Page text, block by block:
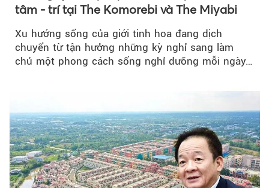
tâm - trí tại The Komorebi và The Miyabi
Xu hướng sống của giới tinh hoa đang dịch
chuyển từ tận hưởng những kỳ nghỉ sang làm
chủ một phong cách sống nghỉ dưỡng mỗi ngày…